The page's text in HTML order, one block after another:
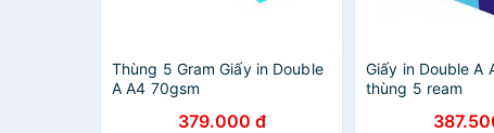
Thùng 5 Gram Giấy in Double
A A4 70gsm
379.000 đ
Giấy in Double A
thùng 5 ream